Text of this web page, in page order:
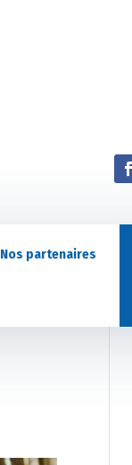
Nos partenaires